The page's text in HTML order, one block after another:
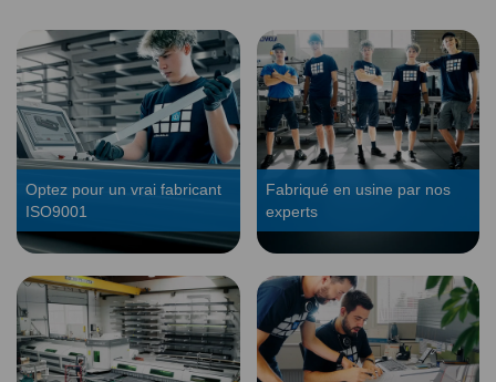
Optez pour un vrai fabricant
ISO9001
Fabriqué en usine par nos
experts